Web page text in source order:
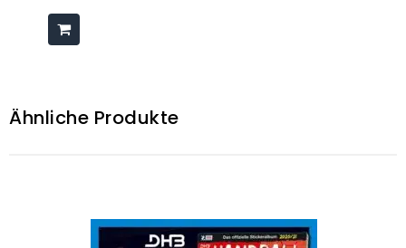
Ähnliche Produkte